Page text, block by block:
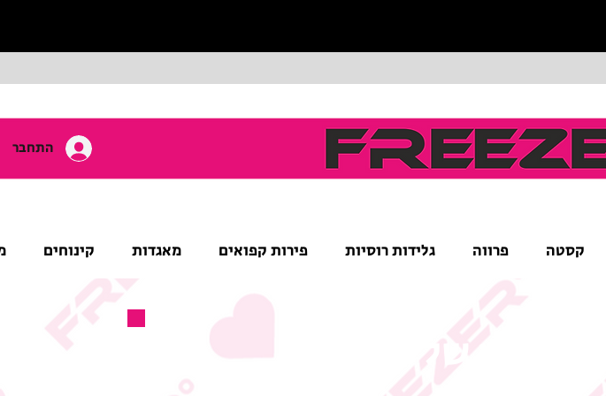
התחבר
קסטה פרווה גלידות רוסיות פירות קפואים מאגדות קינוחים
של המוצר